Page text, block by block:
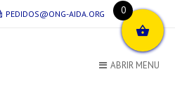
PEDIDOS@ONG-AIDA.ORG
ABRIR MENU
0